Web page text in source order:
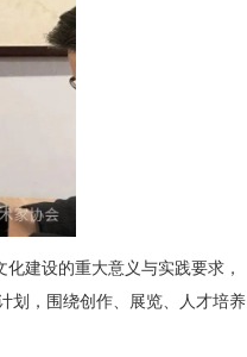
建设的重大意义与实践要求，
划，围绕创作、展览、人才培养